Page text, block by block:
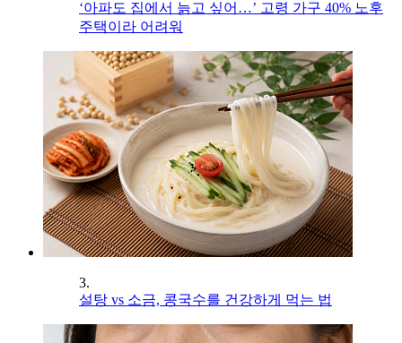
‘아파도 집에서 늙고 싶어…’ 고령 가구 40% 노후
주택이라 어려워
3.
설탕 vs 소금, 콩국수를 건강하게 먹는 법